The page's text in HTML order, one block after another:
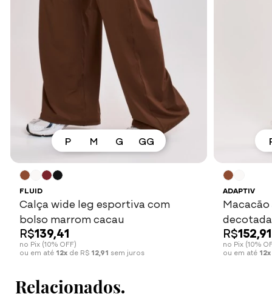
P M G
GG
Ver mais
FLUID
Calça wide leg esportiva com
bolso marrom cacau
R$139,41
no Pix (10% OFF)
ou em até 12x de R$ 12,91 sem juros
ADAPTIV
R$152,91
no Pix (10%
ou em até 12x
Relacionados